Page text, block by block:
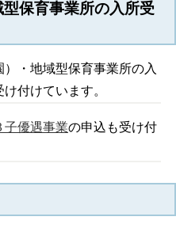
保育事業所の入所受
）・地域型保育事業所の入
付けています。
子優遇事業の申込も受け付